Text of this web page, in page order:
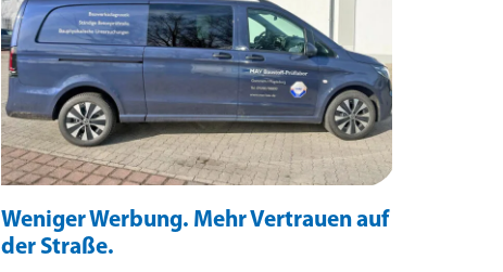
Weniger Werbung. Mehr Vertrauen auf
der Straße.